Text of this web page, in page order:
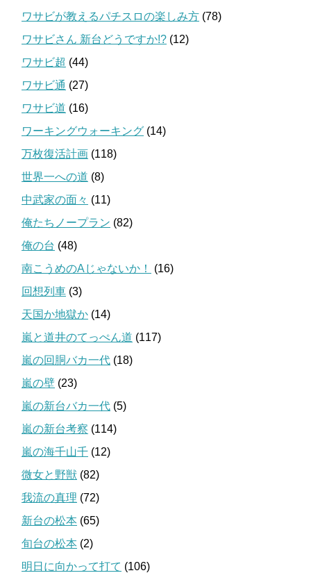
ワサビが教えるパチスロの楽しみ方 (78)
ワサビさん 新台どうですか!? (12)
ワサビ超 (44)
ワサビ通 (27)
ワサビ道 (16)
ワーキングウォーキング (14)
万枚復活計画 (118)
世界一への道 (8)
中武家の面々 (11)
俺たちノープラン (82)
俺の台 (48)
南こうめのAじゃないか！
(16)
回想列車 (3)
天国か地獄か (14)
嵐と道井のてっぺん道 (117)
嵐の回胴バカ一代 (18)
嵐の壁 (23)
嵐の新台バカ一代 (5)
嵐の新台考察 (114)
嵐の海千山千 (12)
微女と野獣 (82)
我流の真理 (72)
新台の松本 (65)
旬台の松本 (2)
明日に向かって打て (106)